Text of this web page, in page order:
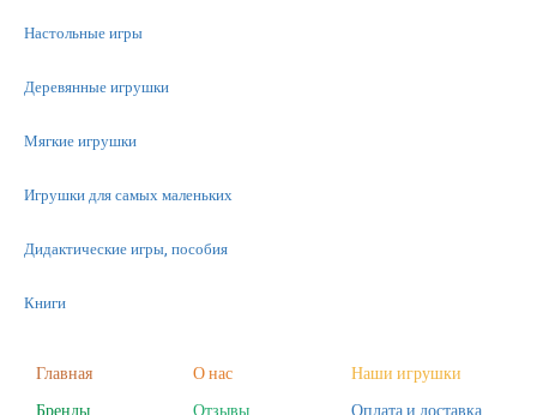
Настольные игры
Деревянные игрушки
Мягкие игрушки
Игрушки для самых маленьких
Дидактические игры, пособия
Книги
Фигурки
Главная О нас
Наши игрушки
Бренды
Отзывы Оплата и доставка